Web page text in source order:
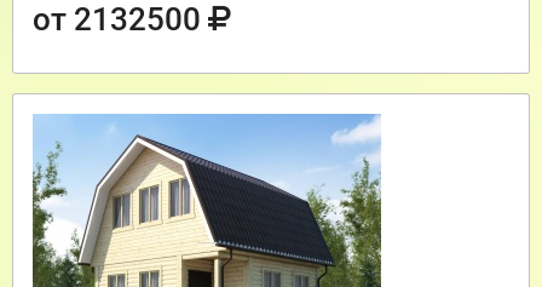
от 2132500